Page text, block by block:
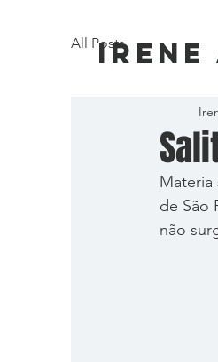
Irene
All Posts
de São
não